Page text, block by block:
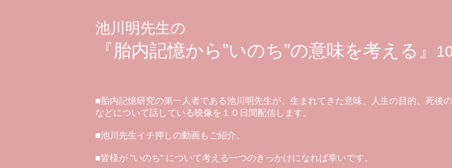
池川明先生の
『胎内記憶から”いのち”の意味を考える』
■胎内記憶研究の第一人者である池川明先生が、生まれてきた意味、人生の目的、死後
などについて話している映像を１０日間配信します。
■池川先生イチ押しの動画もご紹介。
■皆様が ”いのち” について考える一つのきっかけになれば幸いです。